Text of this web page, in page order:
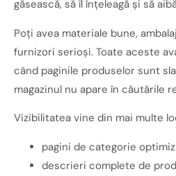
găsească, să îl înțeleagă și să
Poți avea materiale bune,
furnizori serioși. Toate aceste
când paginile produselor sunt
magazinul nu apare în căutările
Vizibilitatea vine din mai multe
pagini de categorie
descrieri complete de